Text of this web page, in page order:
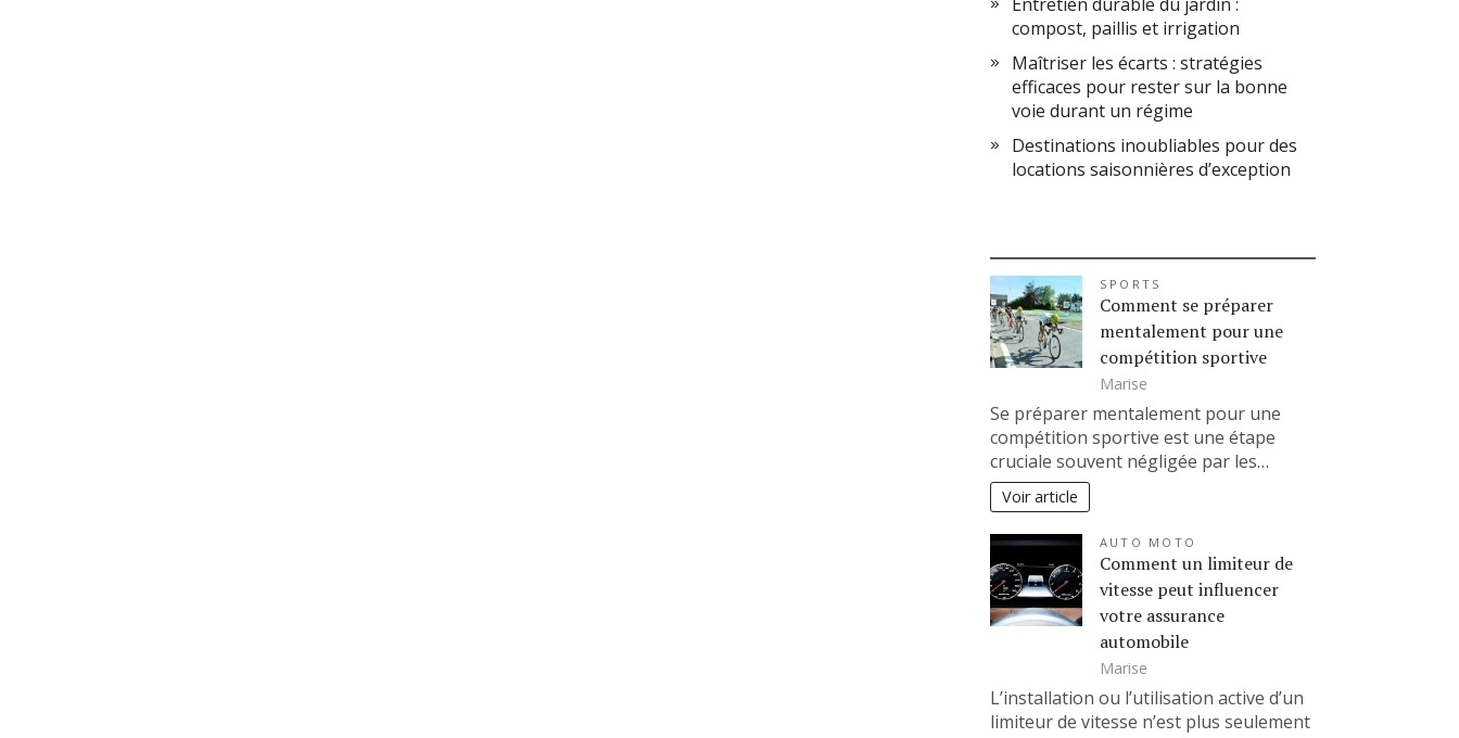
compost, paillis et irrigation
Maîtriser les écarts : stratégies
efficaces pour rester sur la bonne
voie durant un régime
Destinations inoubliables pour des
locations saisonnières d’exception
SPORTS
Comment se préparer
mentalement pour une
compétition sportive
Marise
Se préparer mentalement pour une
compétition sportive est une étape
cruciale souvent négligée par les…
Voir article
AUTO MOTO
Comment un limiteur de
vitesse peut influencer
votre assurance
automobile
Marise
L’installation ou l’utilisation active d’un
limiteur de vitesse n’est plus seulement